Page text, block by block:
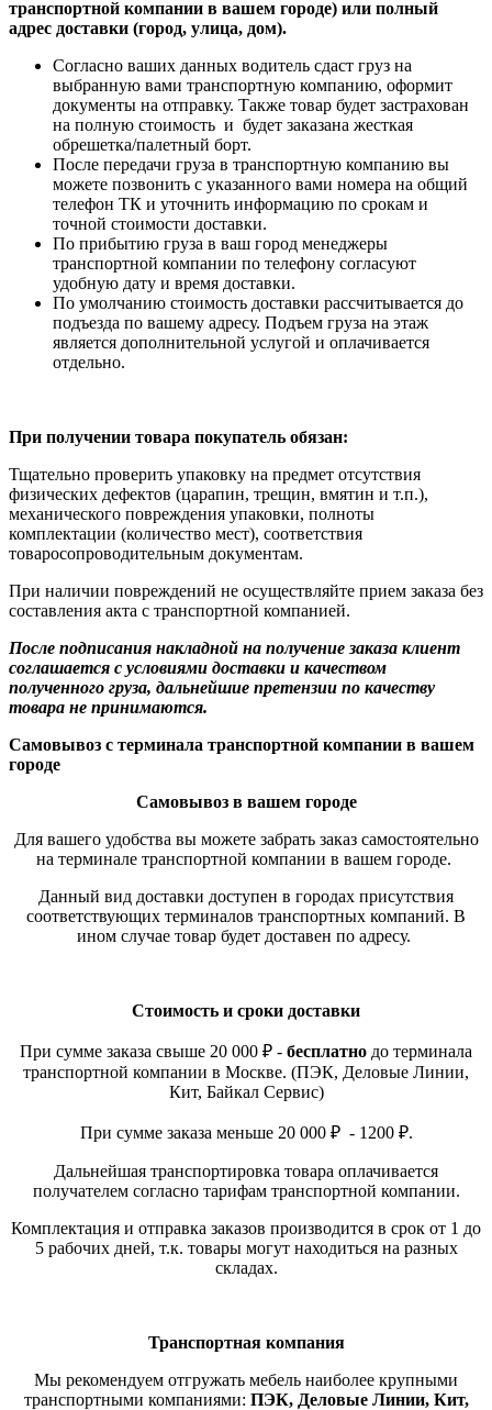
транспортной компании в вашем городе) или полный
адрес доставки (город, улица, дом).
Согласно ваших данных водитель сдаст груз на
выбранную вами транспортную компанию, оформит
документы на отправку. Также товар будет застрахован
на полную стоимость и будет заказана жесткая
обрешетка/палетный борт.
После передачи груза в транспортную компанию вы
можете позвонить с указанного вами номера на общий
телефон ТК и уточнить информацию по срокам и
точной стоимости доставки.
По прибытию груза в ваш город менеджеры
транспортной компании по телефону согласуют
удобную дату и время доставки.
По умолчанию стоимость доставки рассчитывается до
подъезда по вашему адресу. Подъем груза на этаж
является дополнительной услугой и оплачивается
отдельно.
При получении товара покупатель обязан:
Тщательно проверить упаковку на предмет отсутствия
физических дефектов (царапин, трещин, вмятин и т.п.),
механического повреждения упаковки, полноты
комплектации (количество мест), соответствия
товаросопроводительным документам.
При наличии повреждений не осуществляйте прием заказа без
составления акта с транспортной компанией.
После подписания накладной на получение заказа клиент
соглашается с условиями доставки и качеством
полученного груза, дальнейшие претензии по качеству
товара не принимаются.
Самовывоз с терминала транспортной компании в вашем
городе
Самовывоз в вашем городе
Для вашего удобства вы можете забрать заказ самостоятельно
на терминале транспортной компании в вашем городе.
Данный вид доставки доступен в городах присутствия
соответствующих терминалов транспортных компаний. В
ином случае товар будет доставен по адресу.
Стоимость и сроки доставки
При сумме заказа свыше 20 000 ₽ - бесплатно до терминала
транспортной компании в Москве. (ПЭК, Деловые Линии,
Кит, Байкал Сервис)
При сумме заказа меньше 20 000 ₽ - 1200 ₽.
Дальнейшая транспортировка товара оплачивается
получателем согласно тарифам транспортной компании.
Комплектация и отправка заказов производится в срок от 1 до
5 рабочих дней, т.к. товары могут находиться на разных
складах.
Транспортная компания
Мы рекомендуем отгружать мебель наиболее крупными
транспортными компаниями: ПЭК, Деловые Линии, Кит,